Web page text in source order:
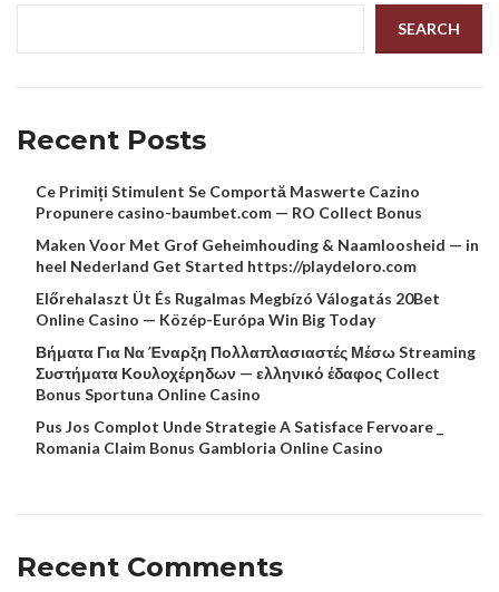
SEARCH
Recent Posts
Ce Primiți Stimulent Se Comportă Maswerte Cazino
Propunere casino-baumbet.com — RO Collect Bonus
Maken Voor Met Grof Geheimhouding & Naamloosheid — in
heel Nederland Get Started https://playdeloro.com
Előrehalaszt Üt És Rugalmas Megbízó Válogatás 20Bet
Online Casino — Közép-Európa Win Big Today
Βήματα Για Να Έναρξη Πολλαπλασιαστές Μέσω Streaming
Συστήματα Κουλοχέρηδων — ελληνικό έδαφος Collect
Bonus Sportuna Online Casino
Pus Jos Complot Unde Strategie A Satisface Fervoare _
Romania Claim Bonus Gambloria Online Casino
Recent Comments